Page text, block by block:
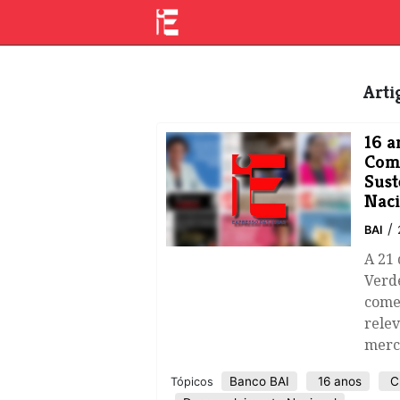
16
BAI /
A 21
Tópicos Banco BAI 16 anos